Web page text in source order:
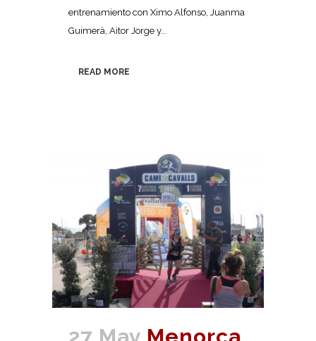
entrenamiento con Ximo Alfonso, Juanma
Guimerà, Aitor Jorge y...
READ MORE